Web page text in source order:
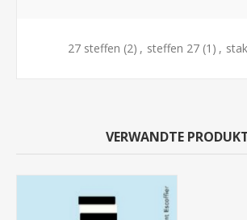
27 steffen (2) , steffen 27 (1) ,
VERWANDTE